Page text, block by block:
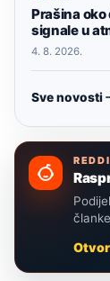
Prašina
signale u
4. 8. 2026.
Sve novosti